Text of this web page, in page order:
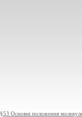
§53 Основні положення